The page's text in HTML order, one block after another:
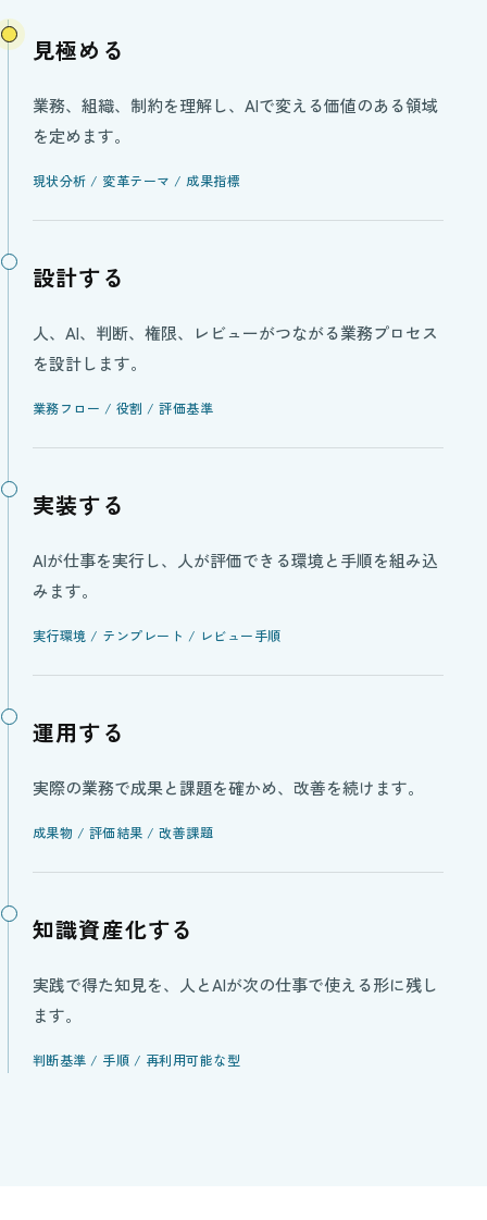
見極める
業務、組織、制約を理解し、AIで変える価値のある領域
を定めます。
現状分析 / 変革テーマ / 成果指標
設計する
人、AI、判断、権限、レビューがつながる業務プロセス
を設計します。
業務フロー / 役割 / 評価基準
実装する
AIが仕事を実行し、人が評価できる環境と手順を組み込
みます。
実行環境 / テンプレート / レビュー手順
運用する
実際の業務で成果と課題を確かめ、改善を続けます。
成果物 / 評価結果 / 改善課題
知識資産化する
実践で得た知見を、人とAIが次の仕事で使える形に残し
ます。
判断基準 / 手順 / 再利用可能な型